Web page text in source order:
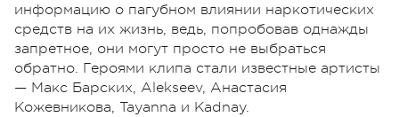
информацию о пагубном влиянии наркотических
средств на их жизнь, ведь, попробовав однажды
запретное, они могут просто не выбраться
обратно. Героями клипа стали известные артисты
— Макс Барских, Alekseev, Анастасия
Кожевникова, Tayanna и Kadnay.